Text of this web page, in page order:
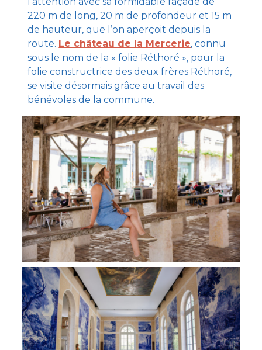
220 m de long, 20 m de profondeur et 15 m
de hauteur, que l’on aperçoit depuis la
route. Le château de la Mercerie, connu
sous le nom de la « folie Réthoré », pour la
folie constructrice des deux frères Réthoré,
se visite désormais grâce au travail des
bénévoles de la commune.